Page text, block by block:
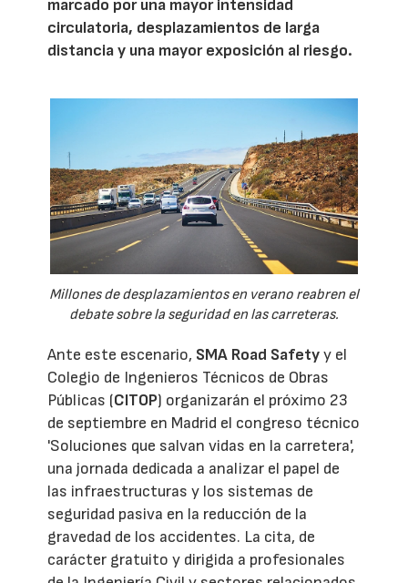
marcado por una mayor intensidad
circulatoria, desplazamientos de larga
distancia y una mayor exposición al riesgo.
Millones de desplazamientos en verano reabren el
debate sobre la seguridad en las carreteras.
Ante este escenario, SMA Road Safetyy el
Colegio de Ingenieros Técnicos de Obras
Públicas (CITOP) organizarán el próximo 23
de septiembre en Madrid el congreso técnico
'Soluciones que salvan vidas en la carretera',
una jornada dedicada a analizar el papel de
las infraestructuras y los sistemas de
seguridad pasiva en la reducción de la
gravedad de los accidentes. La cita, de
carácter gratuito y dirigida a profesionales